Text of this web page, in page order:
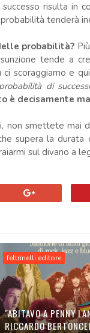
risulta in
tenderà
probabilità?
tende a
scoraggiamo e
di
è decisamente
non smettete mai
supera la
sul divano a
feltrinelli editore
"ABITAVO A PENNY
RICCARDO